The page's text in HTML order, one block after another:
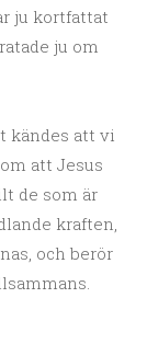
ju kortfattat
ju om
kändes att vi
att Jesus
de som är
kraften,
och berör